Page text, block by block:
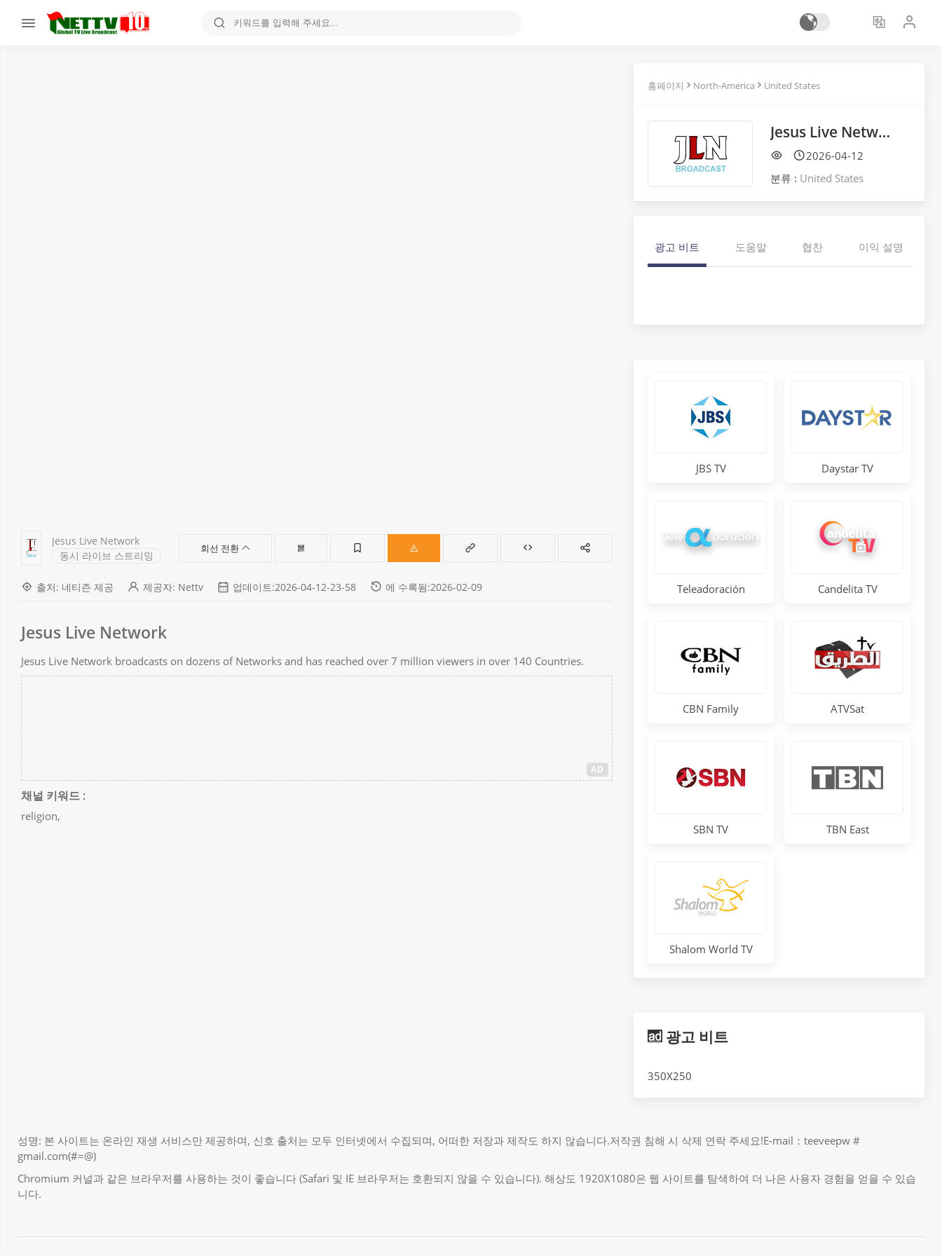
Jesus Live Network
동시 라이브 스트리밍
회선 전환
출처: 네티즌 제공 제공자: Nettv 업데이트:2026-04-12-23-58 에 수록됨:2026-02-09
Jesus Live Network
Jesus Live Network broadcasts on dozens of Networks and has reached over 7 million viewers in over 140 Countries.
AD
채널 키워드 :
religion,
홈페이지 North-America United States
Jesus Live Network
2026-04-12
분류 : United States
광고 비트 도움말 협찬 이익 설명
JBS TV Daystar TV
Teleadoración Candelita TV
CBN Family ATVSat
SBN TV TBN East
Shalom World TV
광고 비트
350X250
성명: 본 사이트는 온라인 재생 서비스만 제공하며, 신호 출처는 모두 인터넷에서 수집되며, 어떠한 저장과 제작도 하지 않습니다.저작권 침해 시 삭제 연락 주세요!E-mail：teeveepw #
gmail.com(#=@)
Chromium 커널과 같은 브라우저를 사용하는 것이 좋습니다 (Safari 및 IE 브라우저는 호환되지 않을 수 있습니다). 해상도 1920X1080은 웹 사이트를 탐색하여 더 나은 사용자 경험을 얻을 수 있습
니다.